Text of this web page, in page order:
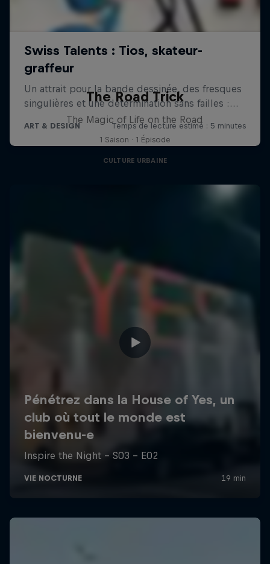
The Road Trick
The Magic of Life on the Road
1 Saison · 1 Épisode
CULTURE URBAINE